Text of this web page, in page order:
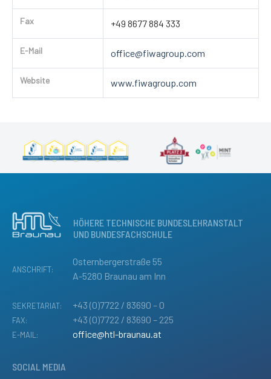
Fax +49 8677 884 333
E-Mail office@fiwagroup.com
Website www.fiwagroup.com
HÖHERE TECHNISCHE BUNDESLEHRANSTALT
UND BUNDESFACHSCHULE
ANSCHRIFT:
Osternbergerstraße 55
A-5280 Braunau am Inn
SEKRETARIAT: +43 (0)7722 / 83690 – 0
FAX: +43 (0)7722 / 83690 – 225
E-MAIL: office@htl-braunau.at
SOCIAL MEDIA